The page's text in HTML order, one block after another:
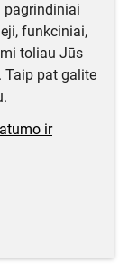
pagrindiniai
funkciniai,
toliau Jūs
Taip pat galite
ir